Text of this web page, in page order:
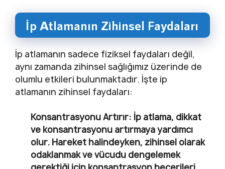
İp Atlamanın Zihinsel Faydaları
İp atlamanın sadece fiziksel faydaları değil,
aynı zamanda zihinsel sağlığımız üzerinde de
olumlu etkileri bulunmaktadır. İşte ip
atlamanın zihinsel faydaları:
Konsantrasyonu Artırır: İp atlama, dikkat
ve konsantrasyonu artırmaya yardımcı
olur. Hareket halindeyken, zihinsel olarak
odaklanmak ve vücudu dengelemek